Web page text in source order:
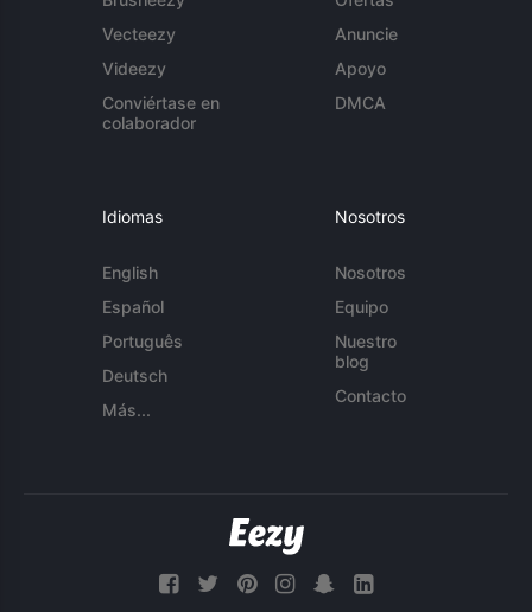
Vecteezy
Videezy
Conviértase en
colaborador
Anuncie
Apoyo
DMCA
Idiomas
English
Español
Português
Deutsch
Más...
Nosotros
Nosotros
Equipo
Nuestro
blog
Contacto